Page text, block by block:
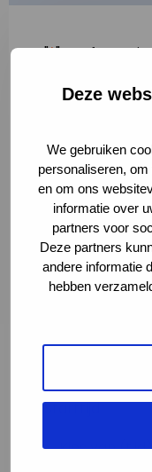
Deze
We gebruiken
personaliseren,
en om ons
informatie over
partners voor
Deze partners
andere informatie
hebben
"*" geeft
Volledige
Starttijd*